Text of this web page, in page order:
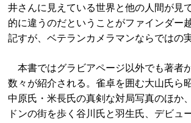
井さんに見えている世界と他の人間が見
的に違うのだということがファインダー
記すが、ベテランカメラマンならではの
本書ではグラビアページ以外でも著者
数々が紹介される。雀卓を囲む大山氏ら
中原氏・米長氏の真剣な対局写真のほか
ドンの街を歩く谷川氏と羽生氏、デビュ